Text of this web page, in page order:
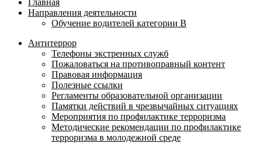
Направления деятельности
Обучение водителей категории B
Антитеррор
Телефоны экстренных служб
Пожаловаться на противоправный контент
Правовая информация
Полезные ссылки
Регламенты образовательной организации
Памятки действий в чрезвычайных ситуациях
Мероприятия по профилактике терроризма
Методические рекомендации по профилактике
терроризма в молодежной среде